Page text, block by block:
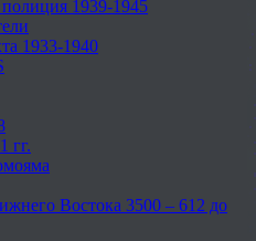
1939-1945
1933-1940
гг.
Востока 3500 – 612 до